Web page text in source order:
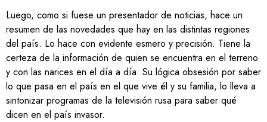
Luego, como si fuese un presentador de noticias, hace un
resumen de las novedades que hay en las distintas regiones
del país. Lo hace con evidente esmero y precisión. Tiene la
certeza de la información de quien se encuentra en el terreno
y con las narices en el día a día. Su lógica obsesión por saber
lo que pasa en el país en el que vive él y su familia, lo lleva a
sintonizar programas de la televisión rusa para saber qué
dicen en el país invasor.